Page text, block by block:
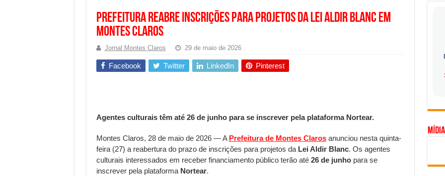
PF e Emissoras Apertam o Cerco Contra Streamings Piratas: Entenda o Bloqueio e o Que Muda
De economista a referência nacional: como Jaque Rosa ensina tarólogas a faturarem mais de R$
Marcenaria sob medida: quando vale mais a pena investir em móveis personalizados?
Do estudo à aprovação: como planejar sua trajetória acadêmica e profissional
Serralheria de Alumínio vs. Ferro: guia completo para escolher o portão ideal para seu imóvel
Qualidade do produto e percepção do consumidor: como marcas evitam ruídos no mercado
O Crescimento da Influência de Especialistas Independentes
Prefeitura reabre inscrições para projetos da Lei Aldir Blanc em
Montes Claros
Jornal Montes Claros 29 de maio de 2026
Facebook Twitter LinkedIn Pinterest
Agentes culturais têm até 26 de junho para se inscrever pela plataforma Nortear.
Montes Claros, 28 de maio de 2026 — A Prefeitura de Montes Clarosanunciou nesta quinta-
feira (27) a reabertura do prazo de inscrições para projetos da Lei Aldir Blanc. Os agentes
culturais interessados em receber financiamento público terão até 26 de junhopara se
inscrever pela plataforma Nortear.